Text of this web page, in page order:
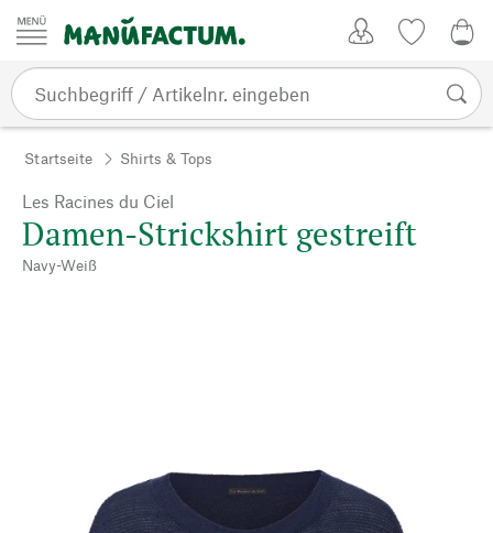
Zum Inhalt springen
Startseite Shirts & Tops
Les Racines du Ciel
Damen-Strickshirt gestreift
Navy-Weiß